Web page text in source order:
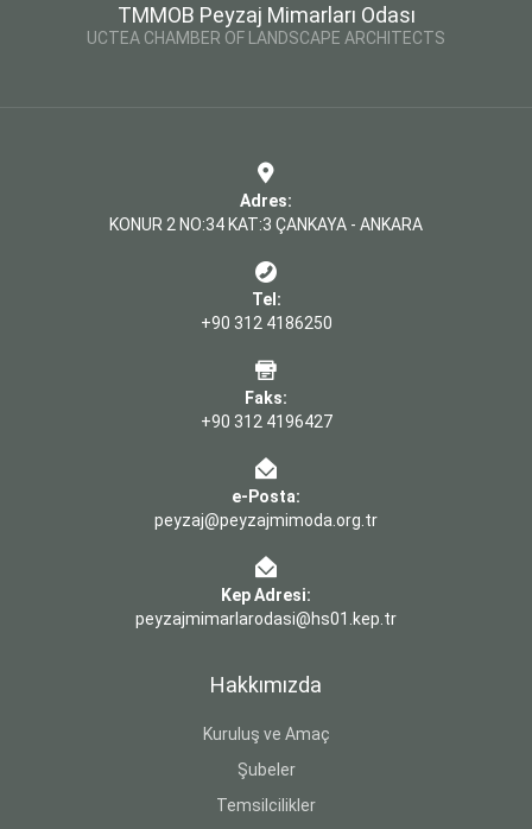
TMMOB Peyzaj Mimarları Odası
UCTEA CHAMBER OF LANDSCAPE ARCHITECTS
Adres:
KONUR 2 NO:34 KAT:3 ÇANKAYA - ANKARA
Tel:
+90 312 4186250
Faks:
+90 312 4196427
e-Posta:
peyzaj@peyzajmimoda.org.tr
Kep Adresi:
peyzajmimarlarodasi@hs01.kep.tr
Hakkımızda
Kuruluş ve Amaç
Şubeler
Temsilcilikler